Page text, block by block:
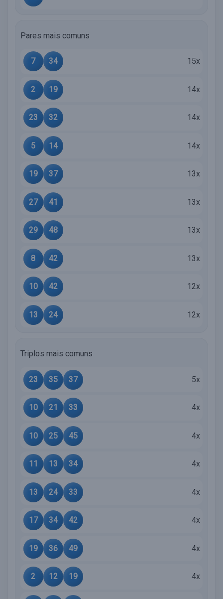
Pares mais comuns
7 34 15x
2 19 14x
23 32 14x
5 14 14x
19 37 13x
27 41 13x
29 48 13x
8 42 13x
10 42 12x
13 24 12x
Triplos mais comuns
23 35 37 5x
10 21 33 4x
10 25 45 4x
11 13 34 4x
13 24 33 4x
17 34 42 4x
19 36 49 4x
2 12 19 4x